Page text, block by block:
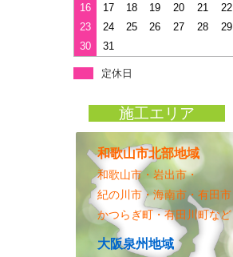
16
17 18 19 20 21
22
23
24 25 26 27 28
29
30
31
定休日
施工エリア
和歌山市北部地域
和歌山市・岩出市・
紀の川市・海南市・有田市
かつらぎ町・有田川町など
大阪泉州地域